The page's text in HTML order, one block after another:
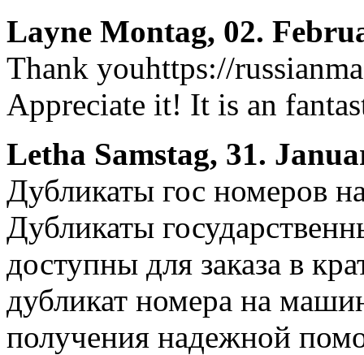
Layne Montag, 02.
Thank youhttps://
Appreciate it! It is an
Letha Samstag, 31.
Дубликаты гос номеров
Дубликаты
доступны для заказа в
дубликат номера на
получения надежной